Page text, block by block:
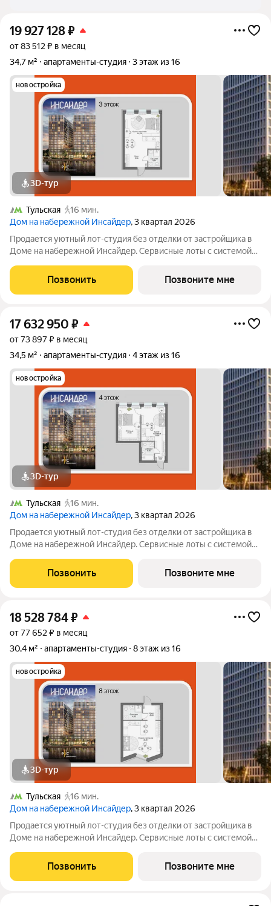
19 927 128₽
от 83 512 ₽ в месяц
34,7 м²
апартаменты-студия 3 этаж из 16
новостройка
3D-тур
Тульская
16 мин.
Дом на набережной Инсайдер, 3 квартал 2026
Продается уютный лот-студия без отделки от застройщика в
Доме на набережной Инсайдер. Сервисные лоты с системой
на 3 этаже в секции 1.2. В лоте 3 панорамных окна в пол с
видами на набережную
Позвонить Позвоните мне
17 632 950 ₽
от 73 897 ₽ в месяц
34,5 м²
апартаменты-студия 4 этаж из 16
новостройка
3D-тур
Тульская
16 мин.
Дом на набережной Инсайдер, 3 квартал 2026
Продается уютный лот-студия без отделки от застройщика в
Доме на набережной Инсайдер. Сервисные лоты с системой
на 4 этаже в секции 1.3. В лоте 3 панорамных окна в пол с
видами на набережную
Позвонить Позвоните мне
18 528 784₽
от 77 652 ₽ в месяц
30,4 м²
апартаменты-студия 8 этаж из 16
новостройка
3D-тур
Тульская
16 мин.
Дом на набережной Инсайдер, 3 квартал 2026
Продается уютный лот-студия без отделки от застройщика в
Доме на набережной Инсайдер. Сервисные лоты с системой
на 8 этаже в секции 1.2. В лоте панорамные окна в пол с видами
на солнечную
Позвонить Позвоните мне